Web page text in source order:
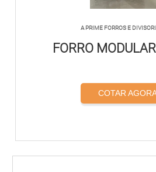
A PRIME FORROS E
FORRO
COTAR